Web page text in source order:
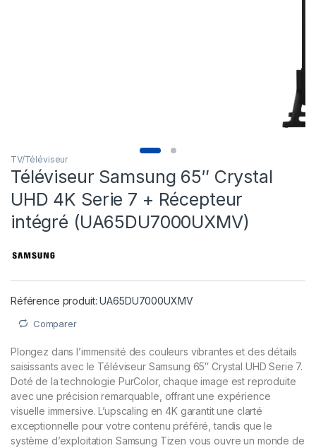
TV/Téléviseur
Téléviseur Samsung 65″ Crystal
UHD 4K Serie 7 + Récepteur
intégré (UA65DU7000UXMV)
Référence produit: UA65DU7000UXMV
Comparer
Plongez dans l’immensité des couleurs vibrantes et des détails
saisissants avec le Téléviseur Samsung 65″ Crystal UHD Serie 7.
Doté de la technologie PurColor, chaque image est reproduite
avec une précision remarquable, offrant une expérience
visuelle immersive. L’upscaling en 4K garantit une clarté
exceptionnelle pour votre contenu préféré, tandis que le
système d’exploitation Samsung Tizen vous ouvre un monde de